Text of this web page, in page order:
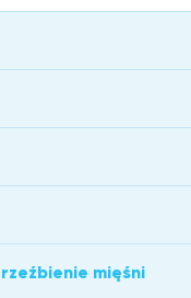
mięśni